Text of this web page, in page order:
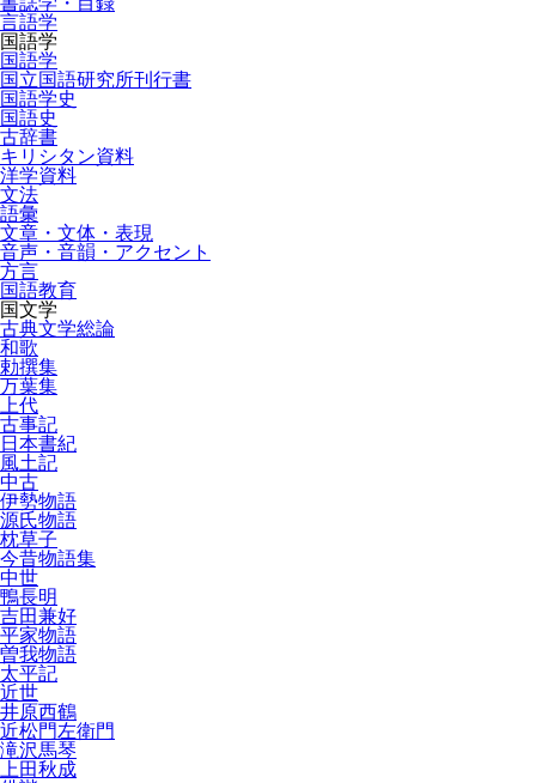
言語学
国語学
国語学
国立国語研究所刊行書
国語学史
国語史
古辞書
キリシタン資料
洋学資料
文法
語彙
文章・文体・表現
音声・音韻・アクセント
方言
国語教育
国文学
古典文学総論
和歌
勅撰集
万葉集
上代
古事記
日本書紀
風土記
中古
伊勢物語
源氏物語
枕草子
今昔物語集
中世
鴨長明
吉田兼好
平家物語
曽我物語
太平記
近世
井原西鶴
近松門左衛門
滝沢馬琴
上田秋成